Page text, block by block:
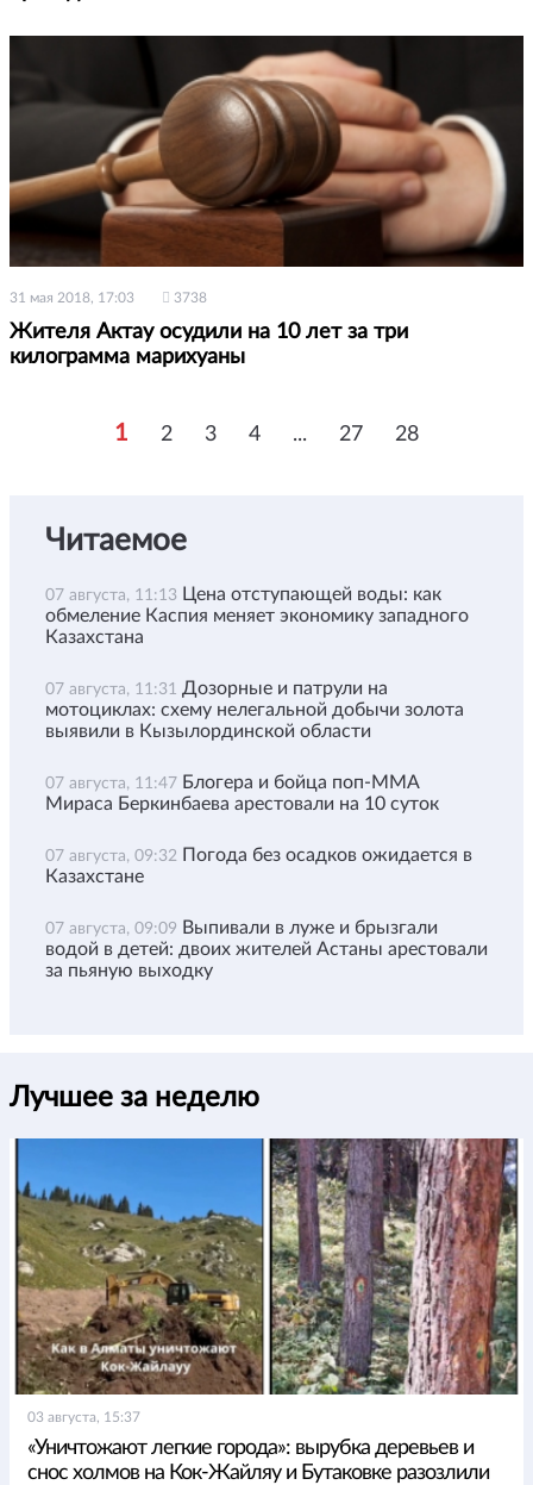
31 мая 2018, 17:03 3738
Жителя Актау осудили на 10 лет за три
килограмма марихуаны
1 2 3 4 ... 27 28
Читаемое
07 августа, 11:13 Цена отступающей воды: как
обмеление Каспия меняет экономику западного
Казахстана
07 августа, 11:31 Дозорные и патрули на
мотоциклах: схему нелегальной добычи золота
выявили в Кызылординской области
07 августа, 11:47 Блогера и бойца поп-ММА
Мираса Беркинбаева арестовали на 10 суток
07 августа, 09:32 Погода без осадков ожидается в
Казахстане
07 августа, 09:09 Выпивали в луже и брызгали
водой в детей: двоих жителей Астаны арестовали
за пьяную выходку
Лучшее за неделю
03 августа, 15:37
«Уничтожают легкие города»: вырубка деревьев и
снос холмов на Кок-Жайляу и Бутаковке разозлили